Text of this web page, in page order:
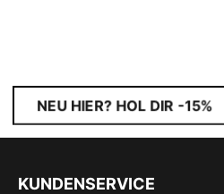
NEU HIER? HOL DIR -15%
KUNDENSERVICE